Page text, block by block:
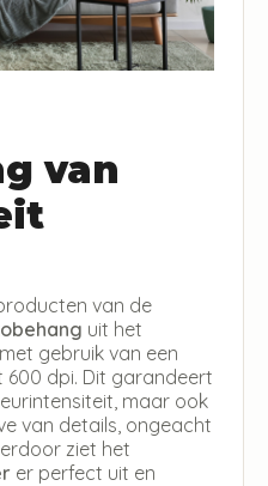
van
van de
uit het
gebruik van een
dpi. Dit garandeert
maar ook
van details, ongeacht
ziet het
er perfect uit en